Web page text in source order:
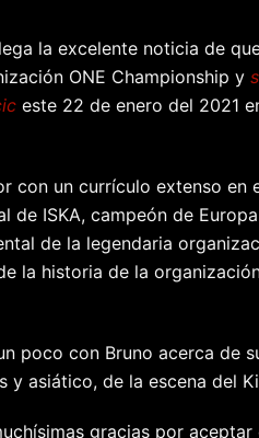
la excelente noticia de
ONE Championship y
este 22 de enero del 2021
con un currículo extenso en
de ISKA, campeón de
de la legendaria
la historia de la
poco con Bruno acerca de
y asiático, de la escena del
gracias por